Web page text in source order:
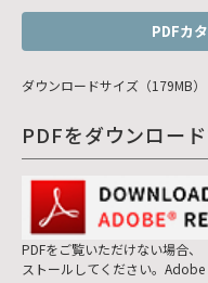
PDFカ
ダウンロードサイズ（179MB）
PDFをダウンロー
PDFをご覧いただけない場合、
ストールしてください。Adobe